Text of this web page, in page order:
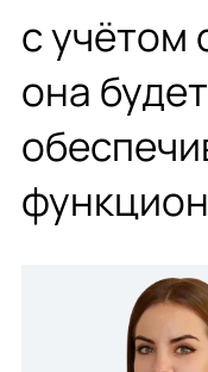
с учётом
она